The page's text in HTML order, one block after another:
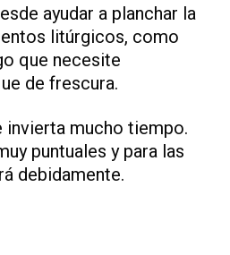
ayudar a planchar la
litúrgicos, como
que necesite
de frescura.
mucho tiempo.
puntuales y para las
debidamente.